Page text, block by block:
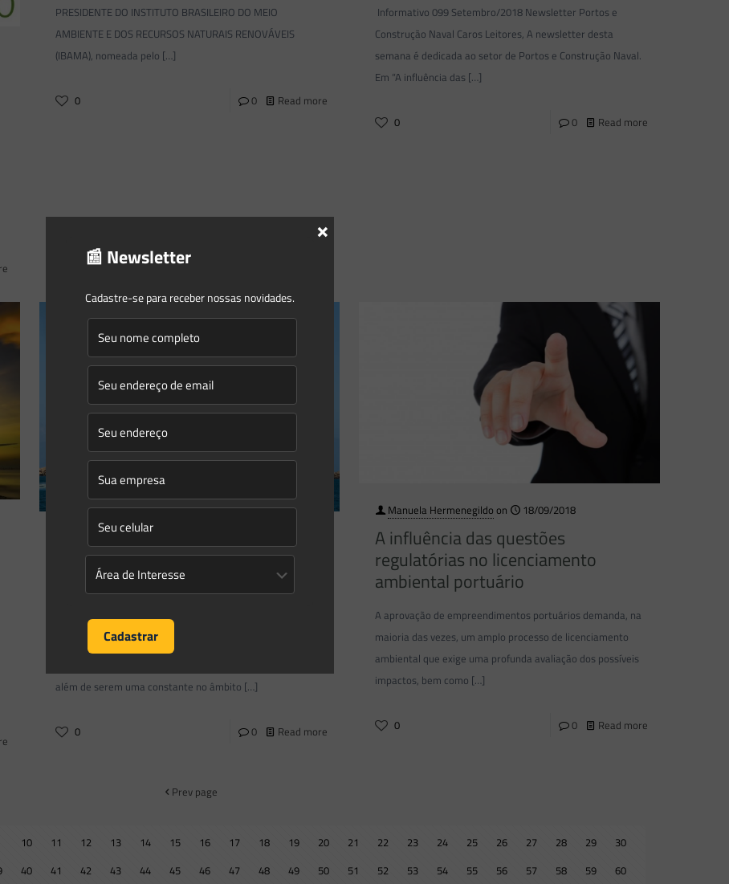
PRESIDENTE DO INSTITUTO BRASILEIRO DO MEIO
AMBIENTE E DOS RECURSOS NATURAIS RENOVÁVEIS
(IBAMA), nomeada pelo […]
0 0 Read more
Informativo 099 Setembro/2018 Newsletter Portos e
Construção Naval Caros Leitores, A newsletter desta
semana é dedicada ao setor de Portos e Construção Naval.
Em “A influência das […]
0 0 Read more
Meta de redução de CO2 e o setor
marítimo: os desafios assumidos
As metas de reduções das emissões de gases efeito estufa
além de serem uma constante no âmbito […]
0 0 Read more
Manuela Hermenegildo on 18/09/2018
A influência das questões
regulatórias no licenciamento
ambiental portuário
A aprovação de empreendimentos portuários demanda, na
maioria das vezes, um amplo processo de licenciamento
ambiental que exige uma profunda avaliação dos possíveis
impactos, bem como […]
0 0 Read more
Prev page
10 11 12 13 14 15 16 17 18 19 20 21 22 23 24 25 26 27 28 29
30
40 41 42 43 44 45 46 47 48 49 50 51 52 53 54 55 56 57 58 59
60
📰 Newsletter
Cadastre-se para receber nossas novidades.
×